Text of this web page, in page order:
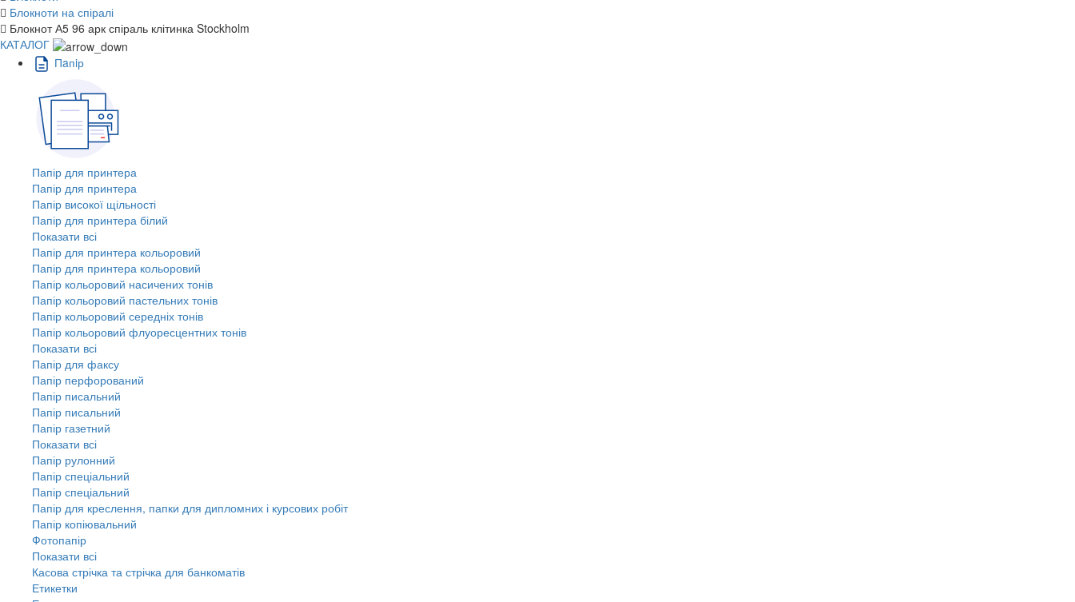
Блокноти на спіралі
Блокнот А5 96 арк спіраль клітинка Stockholm
КАТАЛОГ
Пaпiр
Папір для принтера
Папір для принтера
Папір високої щільності
Папір для принтера білий
Показати всі
Папір для принтера кольоровий
Папір для принтера кольоровий
Папір кольоровий насичених тонів
Папір кольоровий пастельних тонів
Папір кольоровий середніх тонів
Папір кольоровий флуоресцентних тонів
Показати всі
Папір для факсу
Папір перфорований
Папір писальний
Папір писальний
Папір газетний
Показати всі
Папір рулонний
Папір спеціальний
Папір спеціальний
Папір для креслення, папки для дипломних і курсових робіт
Папір копіювальний
Фотопапір
Показати всі
Касова стрічка та стрічка для банкоматів
Етикетки